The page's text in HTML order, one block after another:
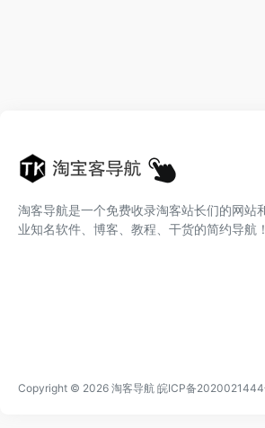
淘客导航是一个免费收录淘客站长们的网站
业知名软件、博客、教程、干货的简约导航！
Copyright © 2026 淘客导航 皖ICP备